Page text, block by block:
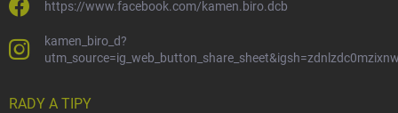
https://www.facebook.com/kamen.biro.dcb
kamen_biro_d?
RADY A TIPY